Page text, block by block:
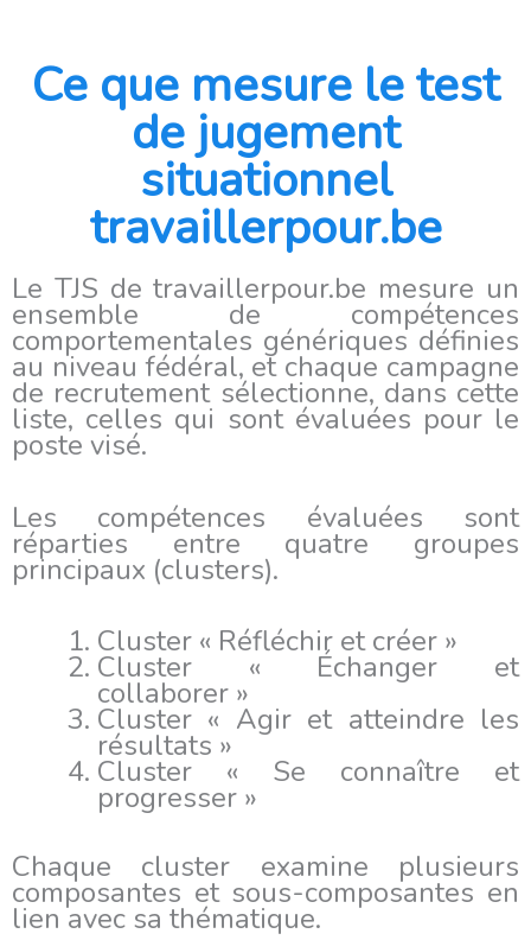
Ce que mesure le test
de jugement
situationnel
travaillerpour.be
Le TJS de travaillerpour.be mesure un
ensemble de compétences
comportementales génériques définies
au niveau fédéral, et chaque campagne
de recrutement sélectionne, dans cette
liste, celles qui sont évaluées pour le
poste visé.
Les compétences évaluées sont
réparties entre quatre groupes
principaux (clusters).
Cluster « Réfléchir et créer »
Cluster « Échanger et
collaborer »
Cluster « Agir et atteindre les
résultats »
Cluster « Se connaître et
progresser »
Chaque cluster examine plusieurs
composantes et sous-composantes en
lien avec sa thématique.